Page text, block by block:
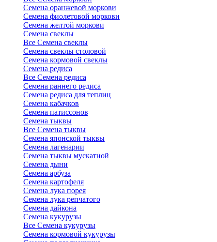
Семена оранжевой моркови
Семена фиолетовой моркови
Семена желтой моркови
Семена свеклы
Все Семена свеклы
Семена свеклы столовой
Семена кормовой свеклы
Семена редиса
Все Семена редиса
Семена раннего редиса
Семена редиса для теплиц
Семена кабачков
Семена патиссонов
Семена тыквы
Все Семена тыквы
Семена японской тыквы
Семена лагенарии
Семена тыквы мускатной
Семена дыни
Семена арбуза
Семена картофеля
Семена лука порея
Семена лука репчатого
Семена дайкона
Семена кукурузы
Все Семена кукурузы
Семена кормовой кукурузы